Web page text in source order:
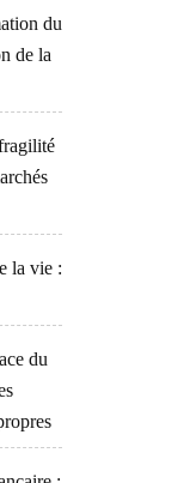
du
de la
la vie :
du